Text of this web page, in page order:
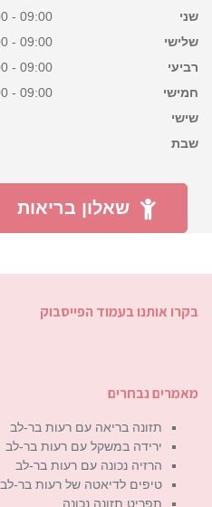
שני
09:00 - 21:00
שלישי
09:00 - 21:00
רביעי
09:00 - 21:00
חמישי
09:00 - 21:00
שישי
שבת
שאלון בריאות
בקרו אותנו בעמוד הפייסבוק
מאמרים נבחרים
תזונה בריאה עם רעות בר-לב
ירידה במשקל עם רעות בר-לב
הרזיה נכונה עם רעות בר-לב
טיפים לדיאטה של רעות בר-לב
תפריט תזונה נכונה